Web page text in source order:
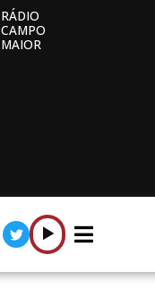
RÁDIO
CAMPO
MAIOR